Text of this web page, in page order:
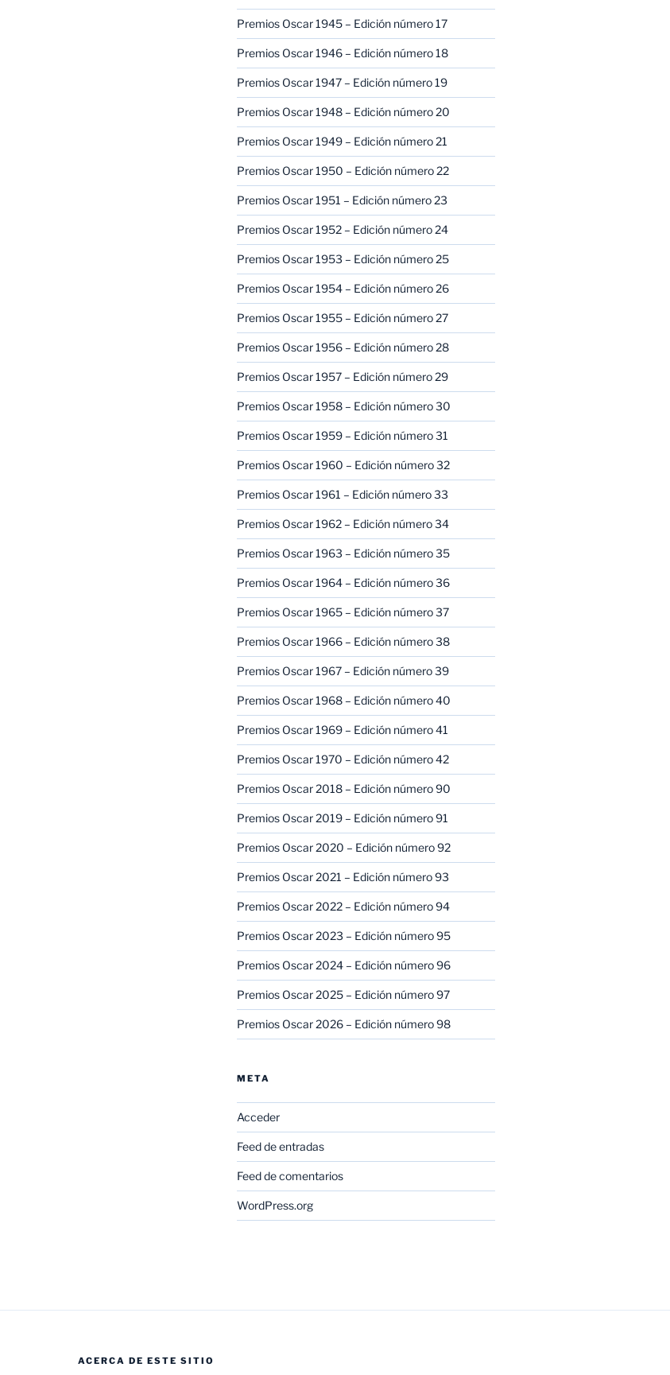
Premios Oscar 1945 – Edición número 17
Premios Oscar 1946 – Edición número 18
Premios Oscar 1947 – Edición número 19
Premios Oscar 1948 – Edición número 20
Premios Oscar 1949 – Edición número 21
Premios Oscar 1950 – Edición número 22
Premios Oscar 1951 – Edición número 23
Premios Oscar 1952 – Edición número 24
Premios Oscar 1953 – Edición número 25
Premios Oscar 1954 – Edición número 26
Premios Oscar 1955 – Edición número 27
Premios Oscar 1956 – Edición número 28
Premios Oscar 1957 – Edición número 29
Premios Oscar 1958 – Edición número 30
Premios Oscar 1959 – Edición número 31
Premios Oscar 1960 – Edición número 32
Premios Oscar 1961 – Edición número 33
Premios Oscar 1962 – Edición número 34
Premios Oscar 1963 – Edición número 35
Premios Oscar 1964 – Edición número 36
Premios Oscar 1965 – Edición número 37
Premios Oscar 1966 – Edición número 38
Premios Oscar 1967 – Edición número 39
Premios Oscar 1968 – Edición número 40
Premios Oscar 1969 – Edición número 41
Premios Oscar 1970 – Edición número 42
Premios Oscar 2018 – Edición número 90
Premios Oscar 2019 – Edición número 91
Premios Oscar 2020 – Edición número 92
Premios Oscar 2021 – Edición número 93
Premios Oscar 2022 – Edición número 94
Premios Oscar 2023 – Edición número 95
Premios Oscar 2024 – Edición número 96
Premios Oscar 2025 – Edición número 97
Premios Oscar 2026 – Edición número 98
META
Acceder
Feed de entradas
Feed de comentarios
WordPress.org
ACERCA DE ESTE SITIO